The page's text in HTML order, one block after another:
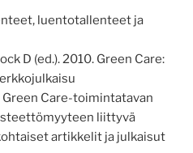
luentotallenteet ja
D (ed.). 2010. Green Care:
Green Care-toimintatavan
liittyvä
artikkelit ja julkaisut